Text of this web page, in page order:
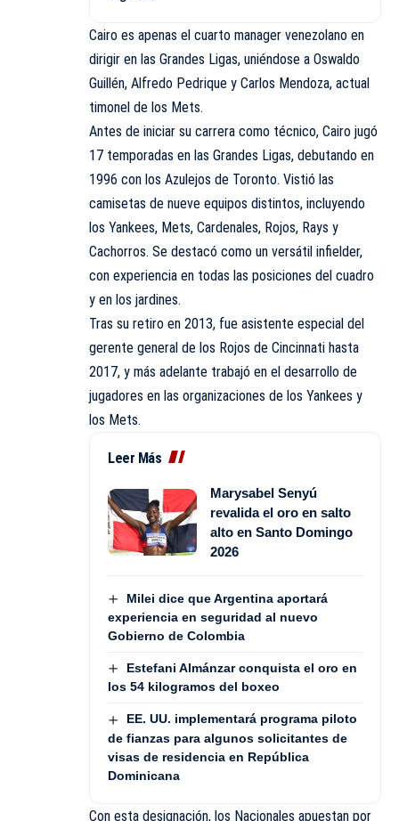
Cairo es apenas el cuarto manager venezolano en
dirigir en las Grandes Ligas, uniéndose a Oswaldo
Guillén, Alfredo Pedrique y Carlos Mendoza, actual
timonel de los Mets.
Antes de iniciar su carrera como técnico, Cairo jugó
17 temporadas en las Grandes Ligas, debutando en
1996 con los Azulejos de Toronto. Vistió las
camisetas de nueve equipos distintos, incluyendo
los Yankees, Mets, Cardenales, Rojos, Rays y
Cachorros. Se destacó como un versátil infielder,
con experiencia en todas las posiciones del cuadro
y en los jardines.
Tras su retiro en 2013, fue asistente especial del
gerente general de los Rojos de Cincinnati hasta
2017, y más adelante trabajó en el desarrollo de
jugadores en las organizaciones de los Yankees y
los Mets.
Leer Más
Marysabel Senyú
revalida el oro en salto
alto en Santo Domingo
2026
Milei dice que Argentina aportará
experiencia en seguridad al nuevo
Gobierno de Colombia
Estefani Almánzar conquista el oro en
los 54 kilogramos del boxeo
EE. UU. implementará programa piloto
de fianzas para algunos solicitantes de
visas de residencia en República
Dominicana
Con esta designación, los Nacionales apuestan por